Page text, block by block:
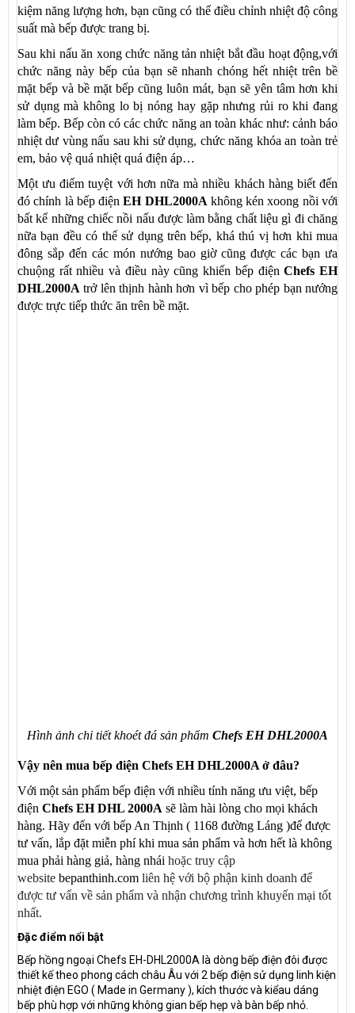
kiệm năng lượng hơn, bạn cũng có thể điều chỉnh nhiệt độ công
suất mà bếp được trang bị.
Sau khi nấu ăn xong chức năng tản nhiệt bắt đầu hoạt động,với
chức năng này bếp của bạn sẽ nhanh chóng hết nhiệt trên bề
mặt bếp và bề mặt bếp cũng luôn mát, bạn sẽ yên tâm hơn khi
sử dụng mà không lo bị nóng hay gặp nhưng rủi ro khi đang
làm bếp. Bếp còn có các chức năng an toàn khác như: cảnh báo
nhiệt dư vùng nấu sau khi sử dụng, chức năng khóa an toàn trẻ
em, bảo vệ quá nhiệt quá điện áp…
Một ưu điểm tuyệt với hơn nữa mà nhiều khách hàng biết đến
đó chính là bếp điệnEH DHL2000Akhông kén xoong nồi với
bất kể những chiếc nồi nấu được làm bằng chất liệu gì đi chăng
nữa bạn đều có thể sử dụng trên bếp, khá thú vị hơn khi mua
đông sắp đến các món nướng bao giờ cũng được các bạn ưa
chuộng rất nhiều và điều này cũng khiến bếp điệnChefs EH
DHL2000A trở lên thịnh hành hơn vì bếp cho phép bạn nướng
được trực tiếp thức ăn trên bề mặt.
Hình ảnh chi tiết khoét đá sản phẩm Chefs EH DHL2000A
Vậy nên mua bếp điện Chefs EH DHL2000A ở đâu?
Với một sản phẩm bếp điện với nhiều tính năng ưu việt, bếp
điện Chefs EH DHL 2000A sẽ làm hài lòng cho mọi khách
hàng. Hãy đến với bếp An Thịnh ( 1168 đường Láng )để được
tư vấn, lắp đặt miễn phí khi mua sản phẩm và hơn hết là không
mua phải hàng giả, hàng nhái hoặc truy cập
website bepanthinh.com liên hệ với bộ phận kinh doanh để
được tư vấn về sản phẩm và nhận chương trình khuyến mại tốt
nhất.
Đặc điểm nổi bật
Bếp hồng ngoại Chefs EH-DHL2000A là dòng bếp điện đôi được
thiết kế theo phong cách châu Âu với 2 bếp điện sử dụng linh kiện
nhiệt điện EGO ( Made in Germany ), kích thước và kiểau dáng
bếp phù hợp với những không gian bếp hẹp và bàn bếp nhỏ.